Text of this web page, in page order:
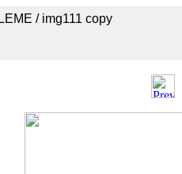
/ img111 copy